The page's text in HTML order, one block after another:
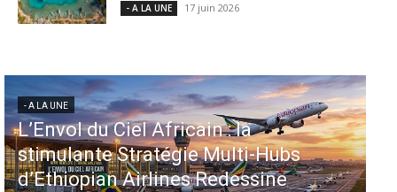
- A LA UNE 17 juin 2026
- A LA UNE
Aéroports US : les États-Unis
injectent 870 millions de dollars
dans 339 projets, Los Angeles et